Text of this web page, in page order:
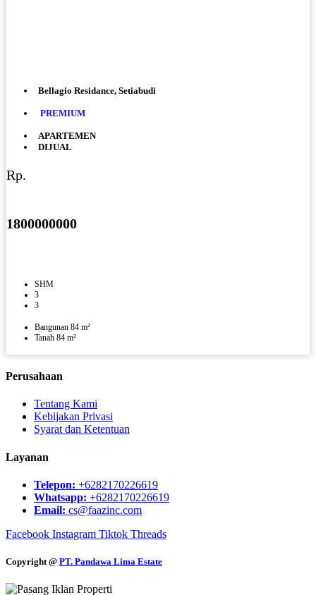
Bellagio Residance, Setiabudi
PREMIUM
APARTEMEN
DIJUAL
Rp.
1800000000
SHM
3
3
Bangunan 84 m²
Tanah 84 m²
Perusahaan
Tentang Kami
Kebijakan Privasi
Syarat dan Ketentuan
Layanan
Telepon: +6282170226619
Whatsapp: +6282170226619
Email: cs@faazinc.com
Facebook Instagram Tiktok Threads
Copyright @ PT. Pandawa Lima Estate